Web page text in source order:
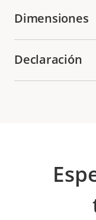
Dimensiones
Declaración